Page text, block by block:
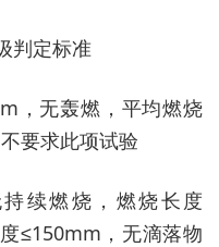
判定标准
，无轰燃，平均燃烧
要求此项试验
续燃烧，燃烧长度
≤150mm，无滴落物